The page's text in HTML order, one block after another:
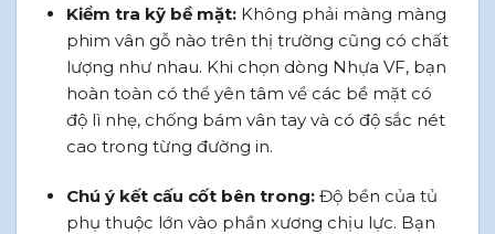
Kiểm tra kỹ bề mặt:Không phải màng màng
phim vân gỗ nào trên thị trường cũng có chất
lượng như nhau. Khi chọn dòng Nhựa VF, bạn
hoàn toàn có thể yên tâm về các bề mặt có
độ lì nhẹ, chống bám vân tay và có độ sắc nét
cao trong từng đường in.
Chú ý kết cấu cốt bên trong:Độ bền của tủ
phụ thuộc lớn vào phần xương chịu lực. Bạn